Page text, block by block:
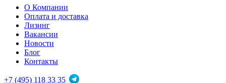
О Компании
Оплата и доставка
Лизинг
Вакансии
Новости
Блог
Контакты
+7 (495) 118 33 35